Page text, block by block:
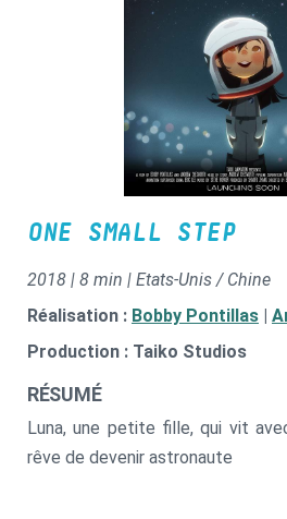
ONE SMALL STEP
2018 | 8 min | Etats-Unis / Chine
Réalisation : Bobby Pontillas |
Production : Taiko Studios
RÉSUMÉ
Luna, une petite fille, qui vit
rêve de devenir astronaute